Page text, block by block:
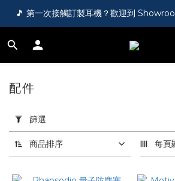
🎵 第一次接觸訂製耳機？歡迎到
🎵 第一次接觸訂製耳機？歡迎到
🌏 港澳台及海外訂單滿 HK$1000
🎵 第一次接觸訂製耳機？歡迎到
用
篩
選
(0/20)
配件
篩選
商品排序 每頁